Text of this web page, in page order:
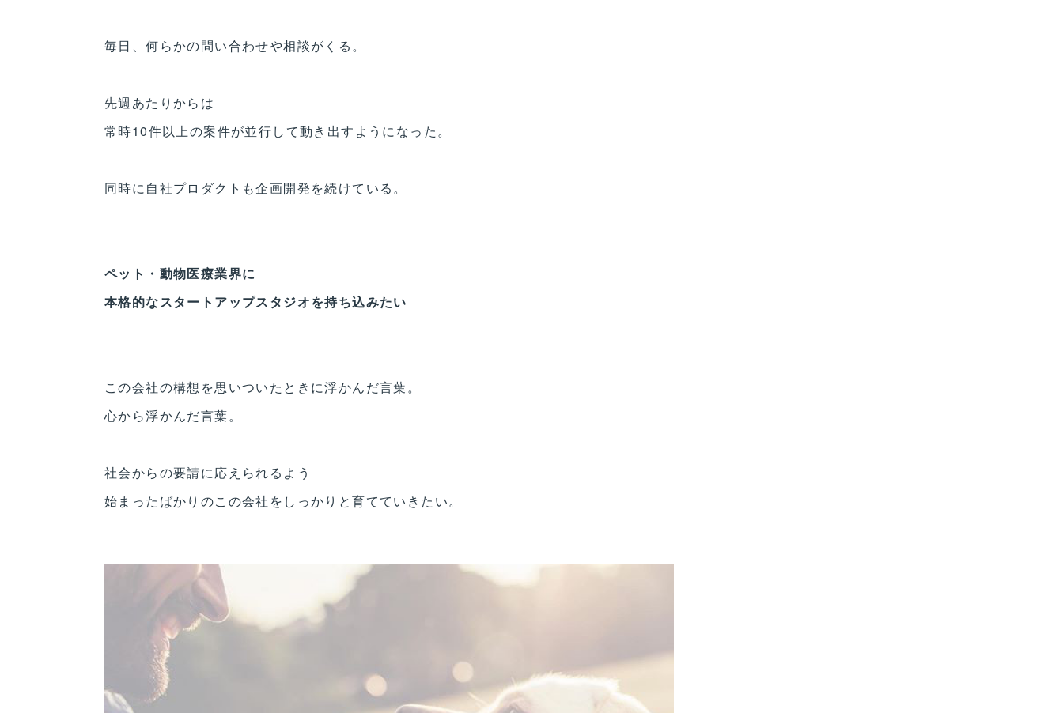
毎日、何らかの問い合わせや相談がくる。
先週あたりからは
常時10件以上の案件が並行して動き出すようになった。
同時に自社プロダクトも企画開発を続けている。
ペット・動物医療業界に
本格的なスタートアップスタジオを持ち込みたい
この会社の構想を思いついたときに浮かんだ言葉。
心から浮かんだ言葉。
社会からの要請に応えられるよう
始まったばかりのこの会社をしっかりと育てていきたい。